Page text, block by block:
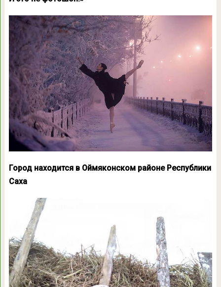
Город находится в Оймяконском районе Республики
Саха